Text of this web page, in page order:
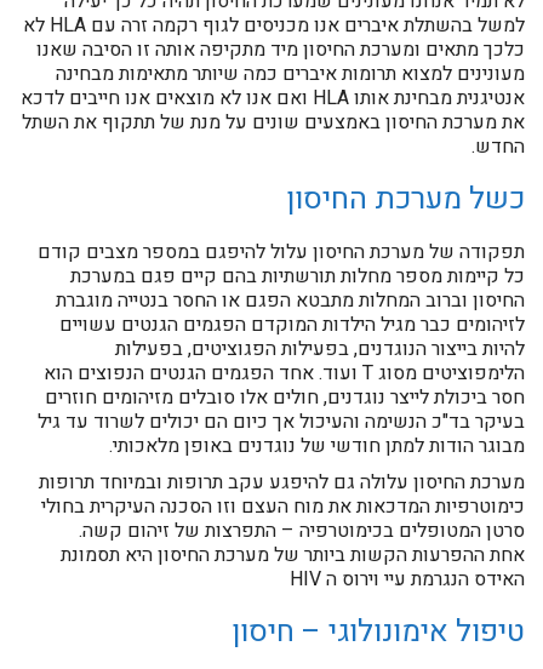
למשל בהשתלת איברים אנו מכניסים לגוף רקמה זרה עם HLA לא
כלכך מתאים ומערכת החיסון מיד מתקיפה אותה זו הסיבה שאנו
מעונינים למצוא תרומות איברים כמה שיותר מתאימות מבחינה
אנטיגנית מבחינת אותו HLA ואם אנו לא מוצאים אנו חייבים לדכא
את מערכת החיסון באמצעים שונים על מנת של תתקוף את השתל
החדש.
כשל מערכת החיסון
תפקודה של מערכת החיסון עלול להיפגם במספר מצבים קודם
כל קיימות מספר מחלות תורשתיות בהם קיים פגם במערכת
החיסון וברוב המחלות מתבטא הפגם או החסר בנטייה מוגברת
לזיהומים כבר מגיל הילדות המוקדם הפגמים הגנטים עשויים
להיות בייצור הנוגדנים, בפעילות הפגוציטים, בפעילות
הלימפוציטים מסוג T ועוד. אחד הפגמים הגנטים הנפוצים הוא
חסר ביכולת לייצר נוגדנים, חולים אלו סובלים מזיהומים חוזרים
בעיקר בד"כ הנשימה והעיכול אך כיום הם יכולים לשרוד עד גיל
מבוגר הודות למתן חודשי של נוגדנים באופן מלאכותי.
מערכת החיסון עלולה גם להיפגע עקב תרופות ובמיוחד תרופות
כימוטרפיות המדכאות את מוח העצם וזו הסכנה העיקרית בחולי
סרטן המטופלים בכימוטרפיה – התפרצות של זיהום קשה.
אחת ההפרעות הקשות ביותר של מערכת החיסון היא תסמונת
האידס הנגרמת עיי וירוס ה HIV
טיפול אימונולוגי – חיסון